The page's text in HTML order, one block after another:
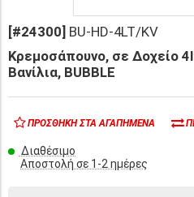
[#24300] BU-HD-4LT/KV
Κρεμοσάπουνο, σε Δοχείο
Βανίλια, BUBBLE
ΠΡΟΣΘΉΚΗ ΣΤΑ ΑΓΑΠΗΜΈΝΑ
Διαθέσιμο
Αποστολή σε 1-2 ημέρες